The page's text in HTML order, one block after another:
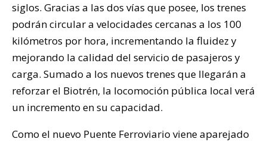
siglos. Gracias a las dos vías que posee, los trenes
podrán circular a velocidades cercanas a los 100
kilómetros por hora, incrementando la fluidez y
mejorando la calidad del servicio de pasajeros y
carga. Sumado a los nuevos trenes que llegarán a
reforzar el Biotrén, la locomoción pública local verá
un incremento en su capacidad.
Como el nuevo Puente Ferroviario viene aparejado